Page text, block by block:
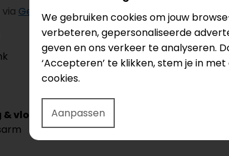
Gelasta click PVC planken of ontdek alleen
vloerkoeling
We gebruiken cookies om jouw
verbeteren, gepersonaliseerde
geven en ons verkeer te analyseren.
‘Accepteren’ te klikken, stem je in
cookies.
Aanpassen